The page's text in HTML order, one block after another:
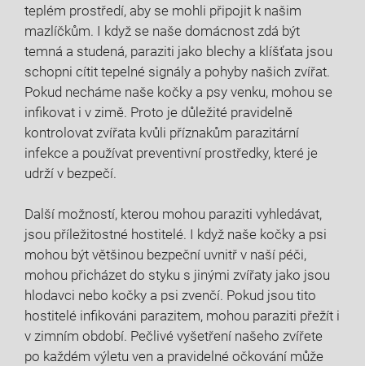
teplém prostředí, aby se mohli připojit k našim
mazlíčkům. I když se naše domácnost zdá být
temná a studená, paraziti jako blechy a klíšťata jsou
schopni cítit tepelné signály a pohyby našich zvířat.
Pokud necháme naše kočky a psy venku, mohou se
infikovat i v zimě. Proto je důležité pravidelně
kontrolovat zvířata kvůli příznakům parazitární
infekce a používat preventivní prostředky, které je
udrží v bezpečí.
Další možností, kterou mohou paraziti vyhledávat,
jsou příležitostné hostitelé. I když naše kočky a psi
mohou být většinou bezpeční uvnitř v naší péči,
mohou přicházet do styku s jinými zvířaty jako jsou
hlodavci nebo kočky a psi zvenčí. Pokud jsou tito
hostitelé infikováni parazitem, mohou paraziti přežít i
v zimním období. Pečlivé vyšetření našeho zvířete
po každém výletu ven a pravidelné očkování může